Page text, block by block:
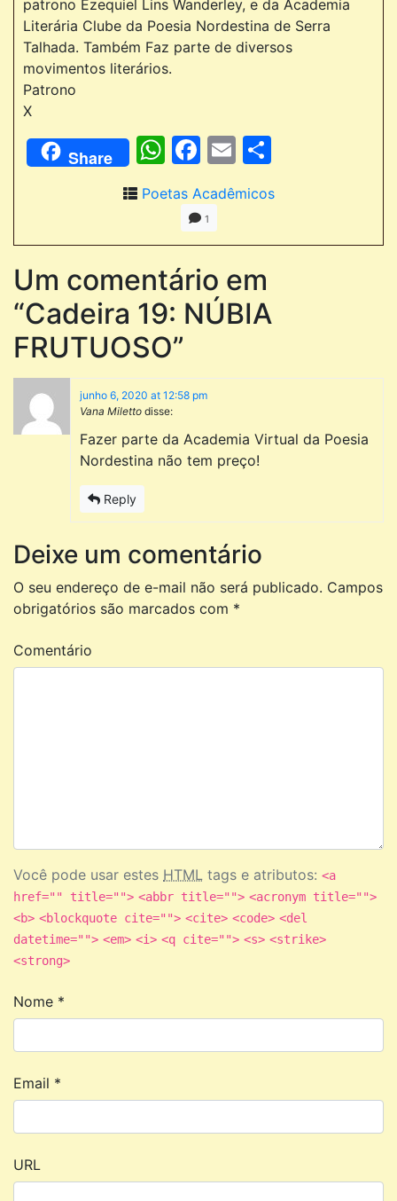
patrono Ezequiel Lins Wanderley, e da Academia
Literária Clube da Poesia Nordestina de Serra
Talhada. Também Faz parte de diversos
movimentos literários.
Patrono
X
Share WhatsApp
Facebook
Email
Poetas Acadêmicos
1
Um comentário em
“Cadeira 19: NÚBIA
FRUTUOSO”
junho 6, 2020 at 12:58 pm
Vana Miletto disse:
Fazer parte da Academia Virtual da Poesia
Nordestina não tem preço!
Reply
Deixe um comentário
O seu endereço de e-mail não será publicado. Campos
obrigatórios são marcados com *
Comentário
Você pode usar estes HTML tags e atributos: <a
href="" title=""> <abbr title=""> <acronym title="">
<b> <blockquote cite=""> <cite> <code> <del
datetime=""> <em> <i> <q cite=""> <s> <strike>
<strong>
Nome *
Email *
URL